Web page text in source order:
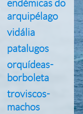
endémicas do
arquipélago
vidália
patalugos
orquídeas-
borboleta
troviscos-
machos